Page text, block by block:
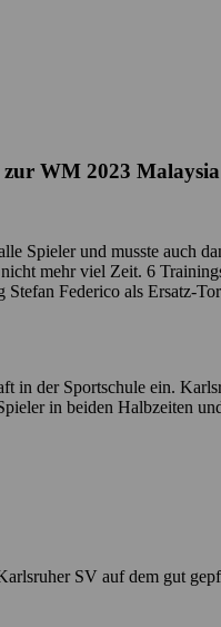
WM 2023 Malaysia
Spieler und musste auch
mehr viel Zeit. 6
Federico als Ersatz-
in der Sportschule ein.
in beiden Halbzeiten
SV auf dem gut